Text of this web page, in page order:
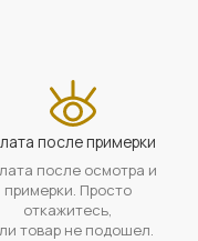
после примерки
после осмотра и
примерки. Просто
откажитесь,
товар не подошел.